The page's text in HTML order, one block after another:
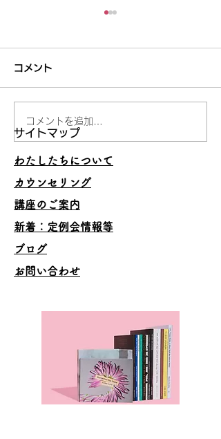
妥当でないことを承認し
ない
コメント
コメントを追加…
サイトマップ
わたしたちについて
カウンセリング
講座のご案内
​新着：定例会情報等
ブログ
お問い合わせ